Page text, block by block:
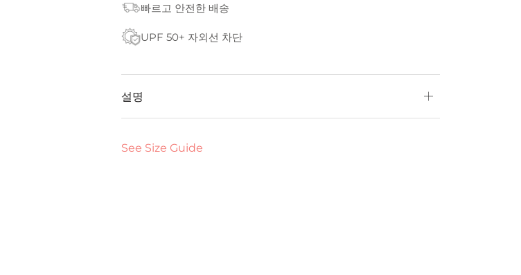
빠르고 안전한 배송
UPF 50+ 자외선 차단
설명
See Size Guide